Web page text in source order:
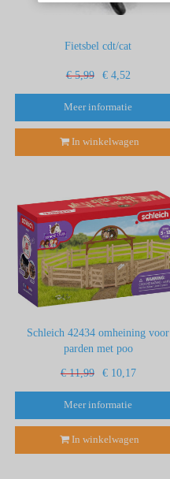
Fietsbel cdt/cat
€ 5,99 € 4,52
Meer informatie
In winkelwagen
Schleich 42434 omheining voor
parden met poo
€ 11,99 € 10,17
Meer informatie
In winkelwagen